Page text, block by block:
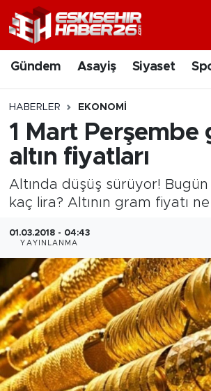
Gündem Asayiş Siyaset
HABERLER EKONOMI
1 Mart Perşembe
altın fiyatları
Altında düşüş sürüyor!
kaç lira? Altının gram fiyatı
01.03.2018 - 04:43
YAYINLANMA
Gündem
Asayiş
Siyaset
Spor
Sağlık
Ekonomi
Eğitim
Sanat
Bölge
Teknoloji
Nöbetçi Eczaneler
Hava Durumu
Trafik Durumu
Süper Lig Puan Durumu ve
Tüm Manşetler
Son Dakika Haberleri
Haber Arşivi